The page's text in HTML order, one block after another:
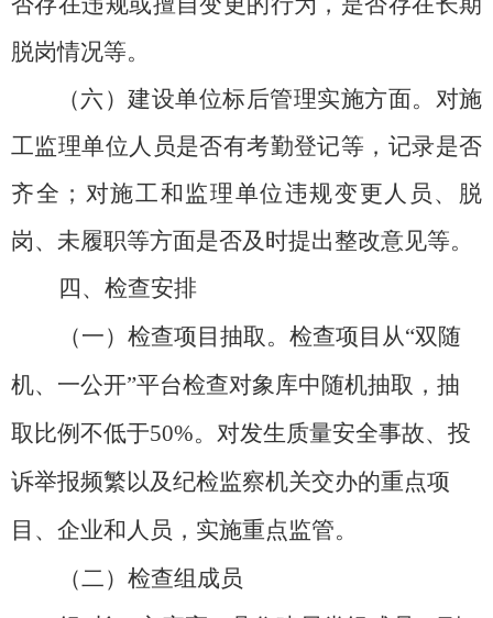
脱岗情况等。
（六）建设单位标后管理实施方面。 对施
工监理单位人员是否有考勤登记等，记录是否
齐全；对施工和监理单位违规变更人员、脱
岗、未履职等方面是否及时提出整改意见等。
四、检查安排
（一）检查项目抽取。 检查项目从“双随
机、一公开”平台检查对象库中随机抽取，抽
取比例不低于50%。对发生质量安全事故、投
诉举报频繁以及纪检监察机关交办的重点项
目、企业和人员，实施重点监管。
（二）检查组成员